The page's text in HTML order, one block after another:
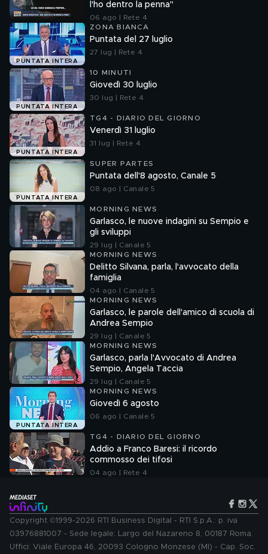
l'ho dentro la penna"
06 ago | Rete 4
PUNTATA INTERA
ZONA BIANCA
Puntata del 27 luglio
27 lug | Rete 4
PUNTATA INTERA
10 MINUTI
Giovedì 30 luglio
30 lug | Rete 4
PUNTATA INTERA
TG4 - DIARIO DEL GIORNO
Venerdì 31 luglio
31 lug | Rete 4
PUNTATA INTERA
SUPER PARTES
Puntata dell'8 agosto, Canale 5
08 ago | Canale 5
MORNING NEWS
Garlasco, le nuove indagini su Sempio e
gli sviluppi
29 lug | Canale 5
MORNING NEWS
Delitto Silvana, parla, l'avvocato della
famiglia
04 ago | Canale 5
MORNING NEWS
Garlasco, le parole dell'amico di scuola di
Andrea Sempio
29 lug | Canale 5
MORNING NEWS
Garlasco, parla l'Avvocato di Andrea
Sempio, Angela Taccia
29 lug | Canale 5
PUNTATA INTERA
MORNING NEWS
Giovedì 6 agosto
06 ago | Canale 5
TG4 - DIARIO DEL GIORNO
Addio a Franco Baresi: il ricordo
commosso dei tifosi
04 ago | Rete 4
Copyright ©1999-2026 RTI Business Digital - RTI S.p.A.: p. iva
03976881007 - Sede legale: Largo del Nazareno 8, 00187 Roma.
Uffici: Viale Europa 46, 20093 Cologno Monzese (MI) - Cap. Soc.